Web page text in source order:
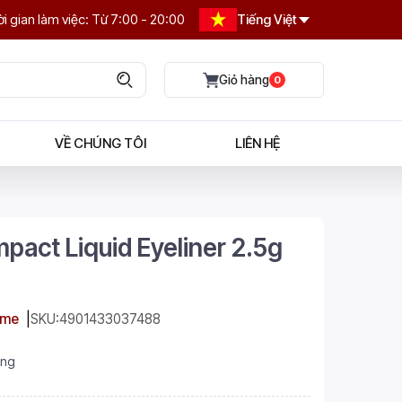
gian làm việc: Từ 7:00 - 20:00 Tiếng Việt
0
VỀ CHÚNG TÔI LIÊN HỆ
Liquid Eyeliner 2.5g
SKU:4901433037488